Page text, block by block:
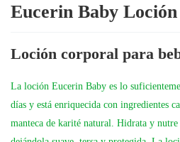
Eucerin Baby
Loción corporal para
La loción Eucerin Baby es lo
días y está enriquecida con ingredientes
manteca de karité natural. Hidrata y nutre